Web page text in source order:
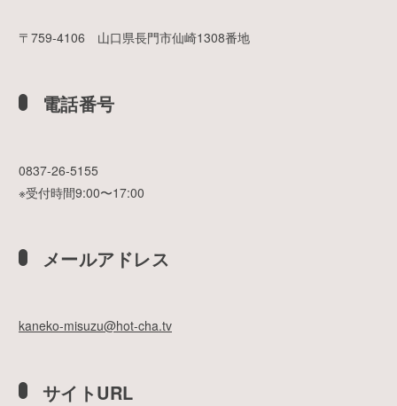
〒759-4106 山口県長門市仙崎1308番地
電話番号
0837-26-5155
※受付時間9:00〜17:00
メールアドレス
kaneko-misuzu@hot-cha.tv
サイトURL